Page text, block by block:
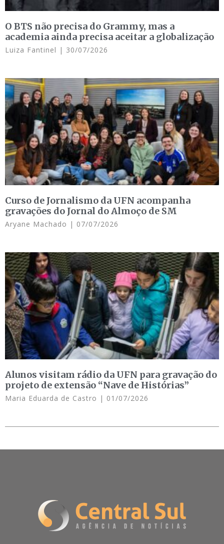
O BTS não precisa do Grammy, mas a
academia ainda precisa aceitar a globalização
Luiza Fantinel 30/07/2026
Curso de Jornalismo da UFN acompanha
gravações do Jornal do Almoço de SM
Aryane Machado 07/07/2026
Alunos visitam rádio da UFN para gravação do
projeto de extensão “Nave de Histórias”
Maria Eduarda de Castro 01/07/2026